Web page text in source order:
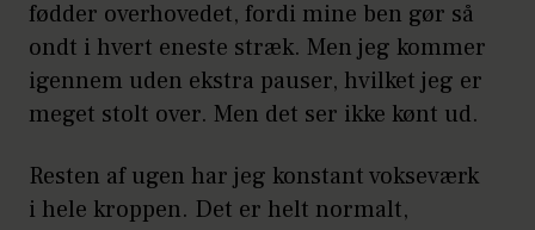
fødder overhovedet, fordi mine ben gør så
ondt i hvert eneste stræk. Men jeg kommer
igennem uden ekstra pauser, hvilket jeg er
meget stolt over. Men det ser ikke kønt ud.
Resten af ugen har jeg konstant vokseværk
i hele kroppen. Det er helt normalt,